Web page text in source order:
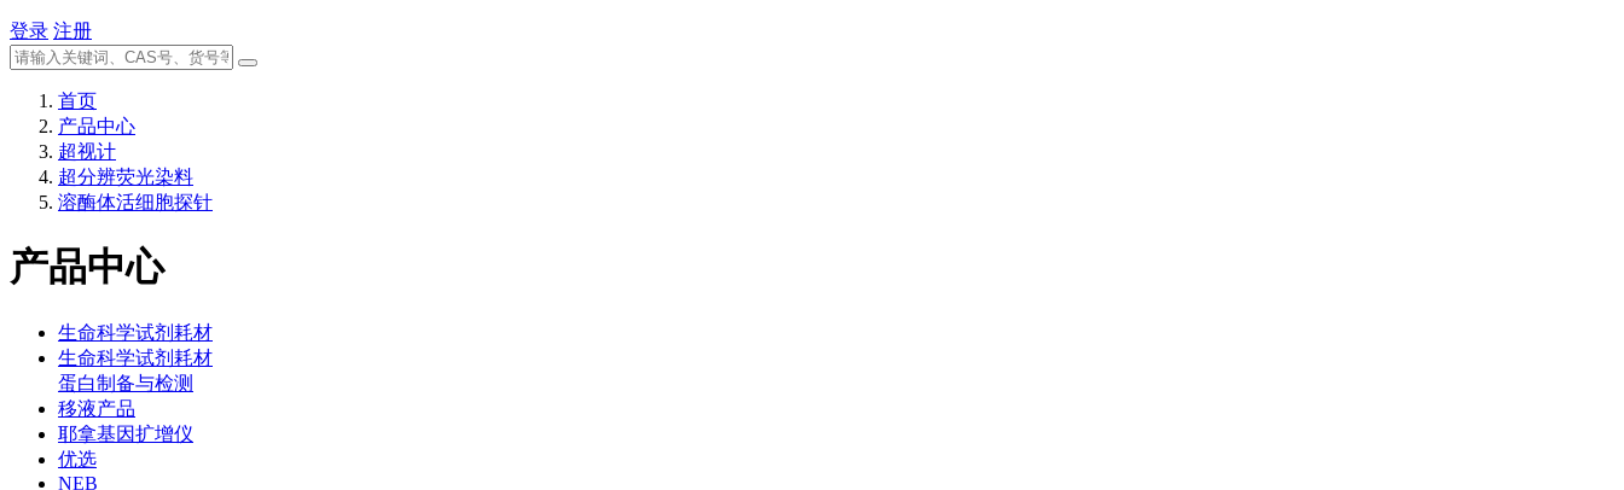
登录 注册
首页
产品中心
超视计
超分辨荧光染料
溶酶体活细胞探针
产品中心
生命科学试剂耗材
生命科学试剂耗材
蛋白制备与检测
移液产品
耶拿基因扩增仪
优选
NEB